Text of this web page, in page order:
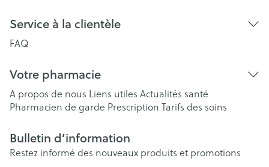
Service à la clientèle
FAQ
Votre pharmacie
A propos de nous Liens utiles Actualités santé
Pharmacien de garde Prescription Tarifs des soins
Bulletin d’information
Restez informé des nouveaux produits et promotions